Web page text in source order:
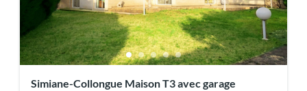
Simiane-Collongue Maison T3 avec garage